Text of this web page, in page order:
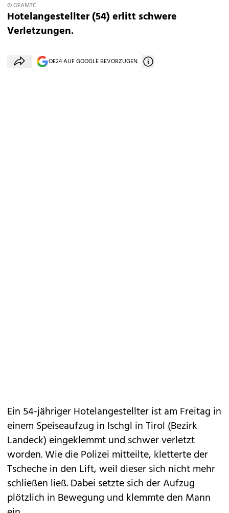
© OEAMTC
Hotelangestellter (54) erlitt schwere
Verletzungen.
OE24 AUF GOOGLE BEVORZUGEN
Ein 54-jähriger Hotelangestellter ist am Freitag in
einem Speiseaufzug in Ischgl in Tirol (Bezirk
Landeck) eingeklemmt und schwer verletzt
worden. Wie die Polizei mitteilte, kletterte der
Tscheche in den Lift, weil dieser sich nicht mehr
schließen ließ. Dabei setzte sich der Aufzug
plötzlich in Bewegung und klemmte den Mann